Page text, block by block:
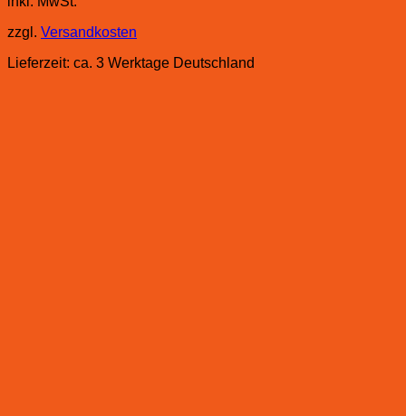
zzgl. Versandkosten
Lieferzeit: ca. 3 Werktage Deutschland